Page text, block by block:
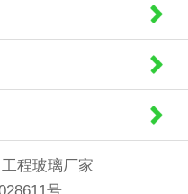
程玻璃厂家
号